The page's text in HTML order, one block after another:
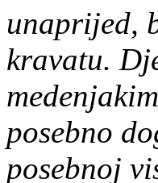
unaprijed,
kravatu.
posebno
posebnoj